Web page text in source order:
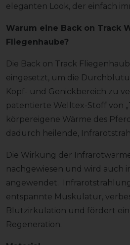
eleganten Look, der einfach
Warum eine Back on Track
Fliegenhaube?
Die Back on Track
eingesetzt, um die
Kopf- und Genickbereich zu
patentierte Welltex-Stoff von
körpereigene Wärme des
dadurch heilende,
Die Wirkung der
nachgewiesen und wird auch
angewendet.
entspannte Muskulatur,
Blutzirkulation und fördert
Regeneration.